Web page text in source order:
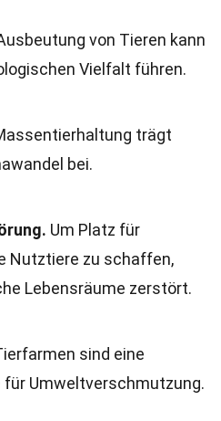
von Tieren kann
Vielfalt führen.
trägt
bei.
Um Platz für
Nutztiere zu schaffen,
Lebensräume zerstört.
sind eine
für Umweltverschmutzung.